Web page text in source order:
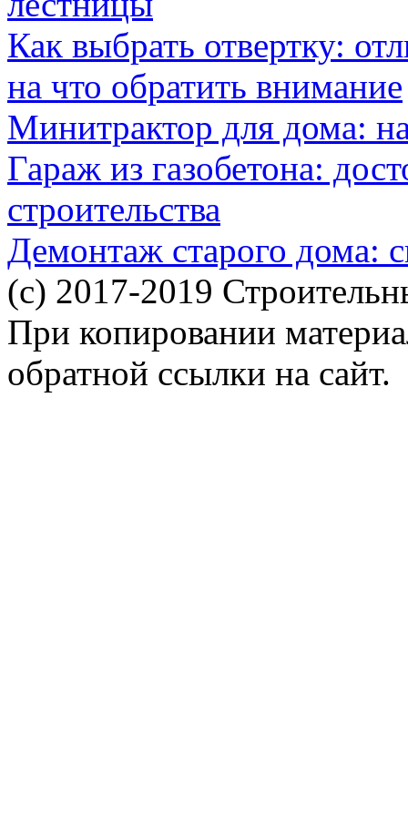
Как выбрать отвертку:
на что обратить внимание
Минитрактор для дома:
Гараж из газобетона:
строительства
Демонтаж старого дома:
(c) 2017-2019
При копировании
обратной ссылки на сайт.